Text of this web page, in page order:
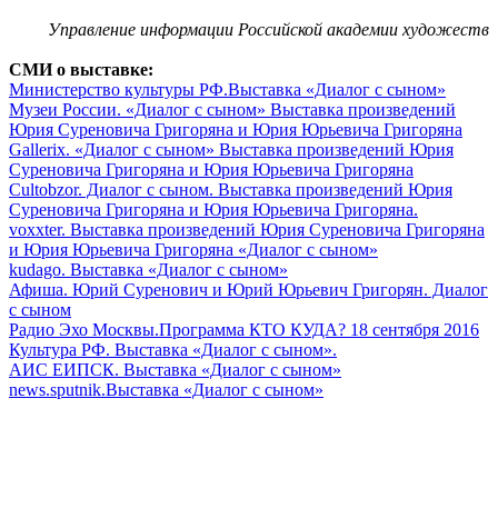
Управление информации Российской академии художеств
СМИ о выставке:
Министерство культуры РФ.Выставка «Диалог с сыном»
Музеи России. «Диалог с сыном» Выставка произведений
Юрия Суреновича Григоряна и Юрия Юрьевича Григоряна
Gallerix. «Диалог с сыном» Выставка произведений Юрия
Суреновича Григоряна и Юрия Юрьевича Григоряна
Сultobzor. Диалог с сыном. Выставка произведений Юрия
Суреновича Григоряна и Юрия Юрьевича Григоряна.
voxxter. Выставка произведений Юрия Суреновича Григоряна
и Юрия Юрьевича Григоряна «Диалог с сыном»
kudago. Выставка «Диалог с сыном»
Афиша. Юрий Суренович и Юрий Юрьевич Григорян. Диалог
с сыном
Радио Эхо Москвы.Программа КТО КУДА? 18 сентября 2016
Культура РФ. Выставка «Диалог с сыном».
АИС ЕИПСК. Выставка «Диалог с сыном»
news.sputnik.Выставка «Диалог с сыном»